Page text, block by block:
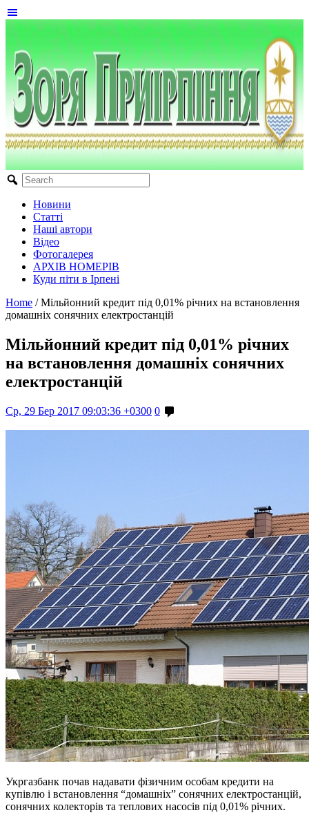
Новини
Статті
Наші автори
Відео
Фотогалерея
АРХІВ НОМЕРІВ
Куди піти в Ірпені
Home / Мільйонний кредит під 0,01% річних на встановлення
домашніх сонячних електростанцій
Мільйонний кредит під 0,01% річних
на встановлення домашніх сонячних
електростанцій
Ср, 29 Бер 2017 09:03:36 +0300 0
Укргазбанк почав надавати фізичним особам кредити на
купівлю і встановлення “домашніх” сонячних електростанцій,
сонячних колекторів та теплових насосів під 0,01% річних.